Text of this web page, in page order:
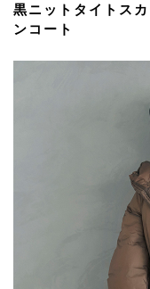
黒ニットタイトス
ンコート